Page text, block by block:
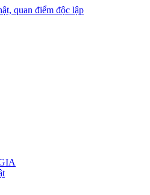
quan điểm độc lập